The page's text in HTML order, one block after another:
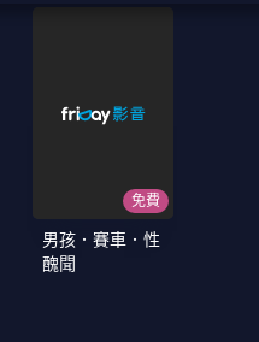
免費
男孩．賽車．性
醜聞